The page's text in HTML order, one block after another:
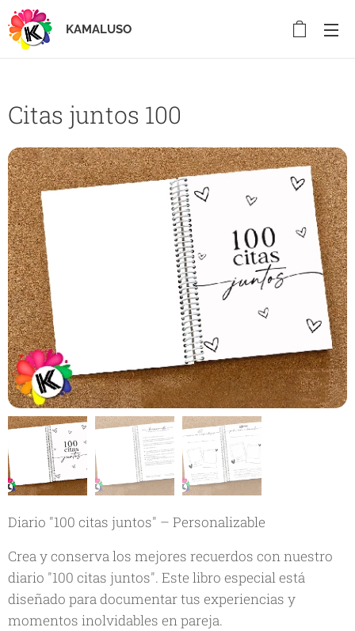
KAMALUSO
Citas juntos 100
Diario "100 citas juntos" – Personalizable
Crea y conserva los mejores recuerdos con nuestro
diario "100 citas juntos". Este libro especial está
diseñado para documentar tus experiencias y
momentos inolvidables en pareja.